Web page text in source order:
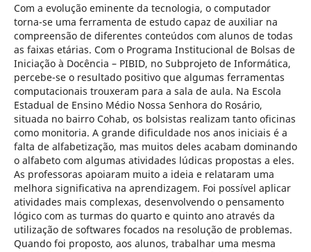
Com a evolução eminente da tecnologia, o computador
torna-se uma ferramenta de estudo capaz de auxiliar na
compreensão de diferentes conteúdos com alunos de todas
as faixas etárias. Com o Programa Institucional de Bolsas de
Iniciação à Docência – PIBID, no Subprojeto de Informática,
percebe-se o resultado positivo que algumas ferramentas
computacionais trouxeram para a sala de aula. Na Escola
Estadual de Ensino Médio Nossa Senhora do Rosário,
situada no bairro Cohab, os bolsistas realizam tanto oficinas
como monitoria. A grande dificuldade nos anos iniciais é a
falta de alfabetização, mas muitos deles acabam dominando
o alfabeto com algumas atividades lúdicas propostas a eles.
As professoras apoiaram muito a ideia e relataram uma
melhora significativa na aprendizagem. Foi possível aplicar
atividades mais complexas, desenvolvendo o pensamento
lógico com as turmas do quarto e quinto ano através da
utilização de softwares focados na resolução de problemas.
Quando foi proposto, aos alunos, trabalhar uma mesma